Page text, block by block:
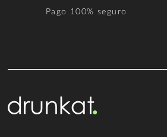
Pago 100% seguro